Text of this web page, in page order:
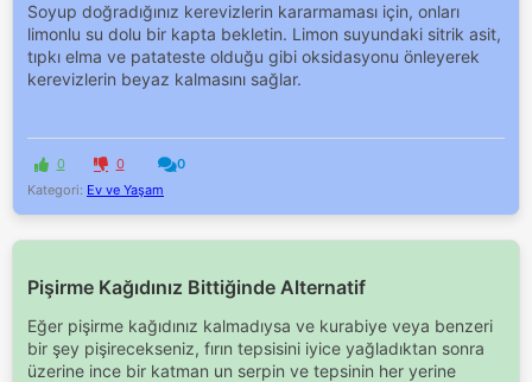
Soyup doğradığınız kerevizlerin kararmaması için, onları
limonlu su dolu bir kapta bekletin. Limon suyundaki sitrik asit,
tıpkı elma ve patateste olduğu gibi oksidasyonu önleyerek
kerevizlerin beyaz kalmasını sağlar.
0 0
0
Kategori: Ev ve Yaşam
Pişirme Kağıdınız Bittiğinde Alternatif
Eğer pişirme kağıdınız kalmadıysa ve kurabiye veya benzeri
bir şey pişirecekseniz, fırın tepsisini iyice yağladıktan sonra
üzerine ince bir katman un serpin ve tepsinin her yerine